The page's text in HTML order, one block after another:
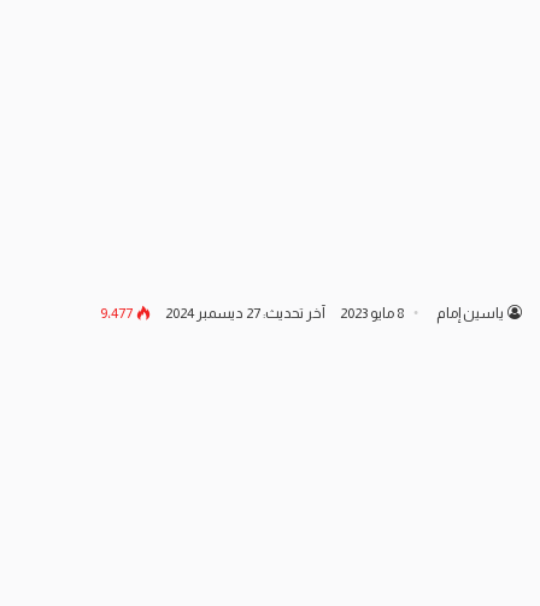
ياسين إمام 8 مايو 2023 آخر تحديث: 27 ديسمبر 2024 9٬477